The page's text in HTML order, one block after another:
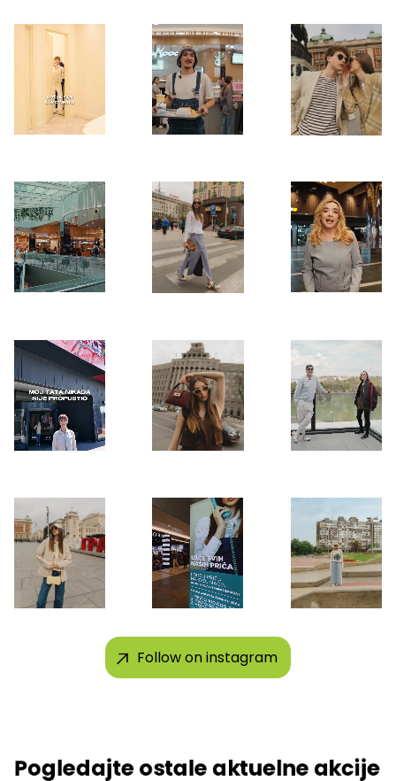
Follow on instagram
Pogledajte ostale aktuelne akcije